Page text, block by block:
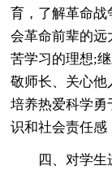
育，了解革命
会革命前辈的远
苦学习的理想;
敬师长、关心他
培养热爱科学
识和社会责任感
四、对学